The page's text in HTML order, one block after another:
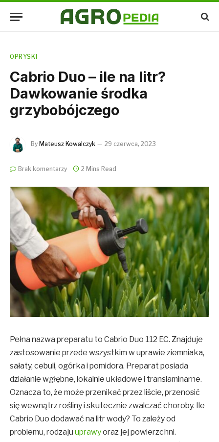
OPRYSKI
Cabrio Duo – ile na litr?
Dawkowanie środka
grzybobójczego
By Mateusz Kowalczyk 29 czerwca, 2023
Brak komentarzy 2 Mins Read
Pełna nazwa preparatu to Cabrio Duo 112 EC. Znajduje
zastosowanie przede wszystkim w uprawie ziemniaka,
sałaty, cebuli, ogórka i pomidora. Preparat posiada
działanie wgłębne, lokalnie układowe i translaminarne.
Oznacza to, że może przenikać przez liście, przenosić
się wewnątrz rośliny i skutecznie zwalczać choroby. Ile
Cabrio Duo dodawać na litr wody? To zależy od
problemu, rodzaju uprawyoraz jej powierzchni.